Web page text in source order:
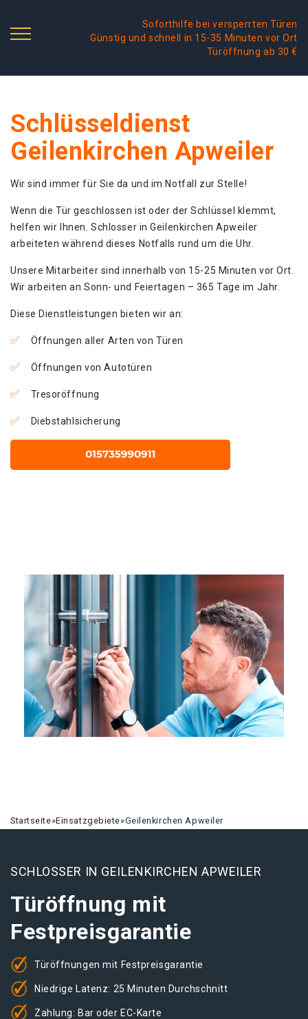
Soforthilfe bei versperrten Türen
Günstig und schnell in 15-35 Minuten vor Ort
Türöffnung ab 30 €
Schlüsseldienst
Geilenkirchen Apweiler
Wir sind immer für Sie da und im Notfall zur Stelle!
Wenn die Tür geschlossen ist oder der Schlüssel klemmt,
helfen wir Ihnen. Schlosser in Geilenkirchen Apweiler
arbeiteten während dieses Notfalls rund um die Uhr.
Unsere Mitarbeiter sind innerhalb von 15-25 Minuten vor Ort.
Wir arbeiten an Sonn- und Feiertagen – 365 Tage im Jahr.
Diese Dienstleistungen bieten wir an:
Öffnungen aller Arten von Türen
Öffnungen von Autotüren
Tresoröffnung
Diebstahlsicherung
Startseite»Einsatzgebiete»Geilenkirchen Apweiler
SCHLOSSER IN GEILENKIRCHEN APWEILER
Türöffnung mit
Festpreisgarantie
Türöffnungen mit Festpreisgarantie
Niedrige Latenz: 25 Minuten Durchschnitt
Zahlung: Bar oder EC-Karte